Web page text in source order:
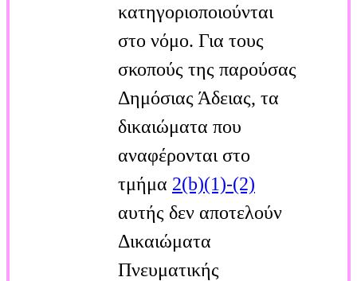
κατηγοριοποιούνται
στο νόμο. Για τους
σκοπούς της παρούσας
Δημόσιας Άδειας, τα
δικαιώματα που
αναφέρονται στο
τμήμα 2(b)(1)-(2)
αυτής δεν αποτελούν
Δικαιώματα
Πνευματικής